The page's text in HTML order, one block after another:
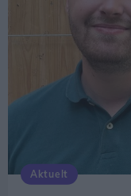
Aktuelt